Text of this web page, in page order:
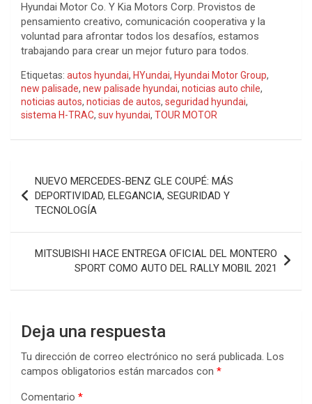
Hyundai Motor Co. Y Kia Motors Corp. Provistos de
pensamiento creativo, comunicación cooperativa y la
voluntad para afrontar todos los desafíos, estamos
trabajando para crear un mejor futuro para todos.
Etiquetas: autos hyundai, HYundai, Hyundai Motor Group,
new palisade, new palisade hyundai, noticias auto chile,
noticias autos, noticias de autos, seguridad hyundai,
sistema H-TRAC, suv hyundai, TOUR MOTOR
de
entradas
NUEVO MERCEDES-BENZ GLE COUPÉ: MÁS
DEPORTIVIDAD, ELEGANCIA, SEGURIDAD Y
TECNOLOGÍA
MITSUBISHI HACE ENTREGA OFICIAL DEL MONTERO
SPORT COMO AUTO DEL RALLY MOBIL 2021
Deja una respuesta
Tu dirección de correo electrónico no será publicada. Los
campos obligatorios están marcados con *
Comentario *